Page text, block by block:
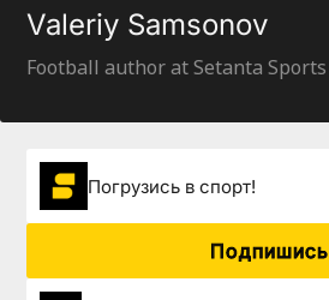
Valeriy Samsonov
Football author at Setanta Sports
Погрузиcь в спорт!
Подпишись